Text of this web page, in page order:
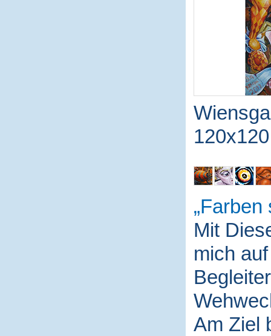
Farben
Mit
mich
Am Ziel